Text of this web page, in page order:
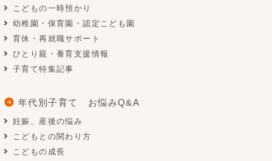
こどもの一時預かり
幼稚園・保育園・認定こども園
育休・再就職サポート
ひとり親・養育支援情報
子育て特集記事
年代別子育て お悩みQ&A
妊娠、産後の悩み
こどもとの関わり方
こどもの成長